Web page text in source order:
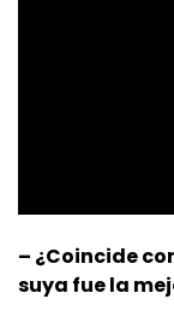
– ¿Coincide
suya fue la